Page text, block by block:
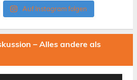
Auf Instagram folgen
– Alles andere als